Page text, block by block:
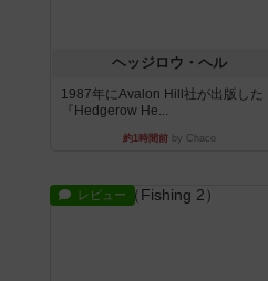
ヘッジロウ・ヘル
1987年にAvalon Hill社が出版した
『Hedgerow He...
約1時間前 by Chaco
レビュー